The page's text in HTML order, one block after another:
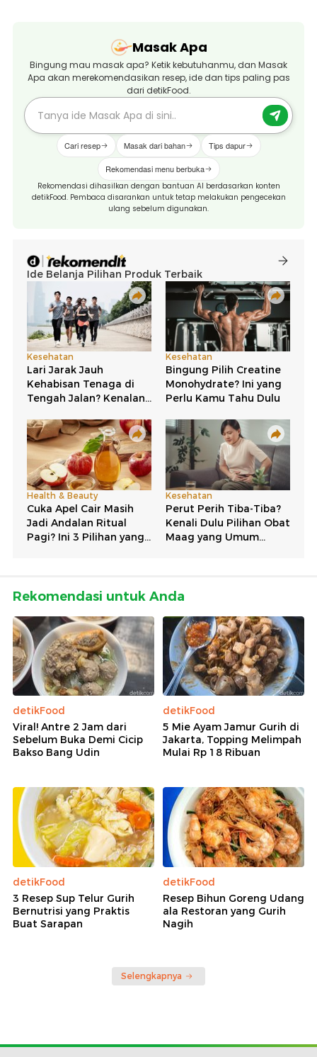
Masak Apa
Bingung mau masak apa? Ketik kebutuhanmu, dan Masak
Apa akan merekomendasikan resep, ide dan tips paling pas
dari detikFood.
Cari resep Masak dari bahan Tips dapur
Rekomendasi menu berbuka
Rekomendasi dihasilkan dengan bantuan AI berdasarkan konten
detikFood. Pembaca disarankan untuk tetap melakukan pengecekan
ulang sebelum digunakan.
Rekomendasi untuk Anda
detikFood
Viral! Antre 2 Jam dari
Sebelum Buka Demi Cicip
Bakso Bang Udin
detikFood
5 Mie Ayam Jamur Gurih di
Jakarta, Topping Melimpah
Mulai Rp 18 Ribuan
detikFood
3 Resep Sup Telur Gurih
Bernutrisi yang Praktis
Buat Sarapan
detikFood
Resep Bihun Goreng Udang
ala Restoran yang Gurih
Nagih
Selengkapnya